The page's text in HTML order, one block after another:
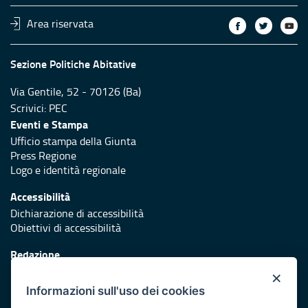
Area riservata
Sezione Politiche Abitative
Via Gentile, 52 - 70126 (Ba)
Scrivici: PEC
Eventi e Stampa
Ufficio stampa della Giunta
Press Regione
Logo e identità regionale
Accessibilità
Dichiarazione di accessibilità
Obiettivi di accessibilità
Redazione
Protezione civile
×
Informazioni sull'uso dei cookies